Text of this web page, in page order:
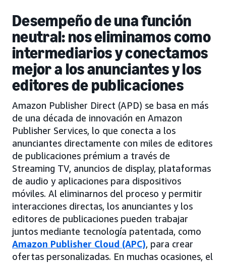
Desempeño de una función
neutral: nos eliminamos como
intermediarios y conectamos
mejor a los anunciantes y los
editores de publicaciones
Amazon Publisher Direct (APD) se basa en más
de una década de innovación en Amazon
Publisher Services, lo que conecta a los
anunciantes directamente con miles de editores
de publicaciones prémium a través de
Streaming TV, anuncios de display, plataformas
de audio y aplicaciones para dispositivos
móviles. Al eliminarnos del proceso y permitir
interacciones directas, los anunciantes y los
editores de publicaciones pueden trabajar
juntos mediante tecnología patentada, como
Amazon Publisher Cloud (APC), para crear
ofertas personalizadas. En muchas ocasiones, el